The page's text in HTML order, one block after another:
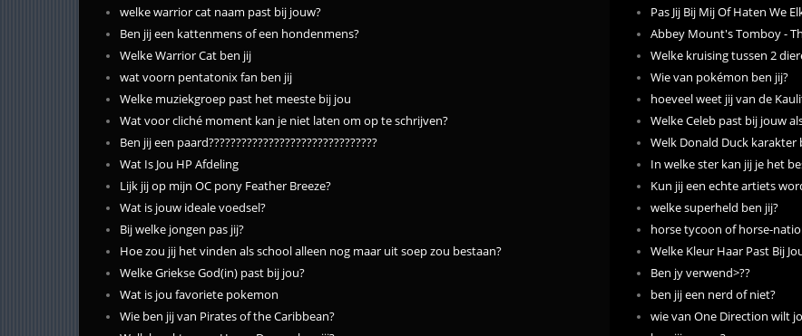
welke warrior cat naam past bij jouw?
Ben jij een kattenmens of een hondenmens?
Welke Warrior Cat ben jij
wat voorn pentatonix fan ben jij
Welke muziekgroep past het meeste bij jou
Wat voor cliché moment kan je niet laten om op te schrijven?
Ben jij een paard???????????????????????????????
Wat Is Jou HP Afdeling
Lijk jij op mijn OC pony Feather Breeze?
Wat is jouw ideale voedsel?
Bij welke jongen pas jij?
Hoe zou jij het vinden als school alleen nog maar uit soep zou bestaan?
Welke Griekse God(in) past bij jou?
Wat is jou favoriete pokemon
Wie ben jij van Pirates of the Caribbean?
Pas Jij Bij Mij Of Haten We
Abbey Mount's Tomboy -
Welke kruising tussen 2
Wie van pokémon ben jij?
hoeveel weet jij van de
Welke Celeb past bij jouw
Welk Donald Duck karakter
In welke ster kan jij je het
Kun jij een echte artiets
welke superheld ben jij?
horse tycoon of horse-
Welke Kleur Haar Past Bij
Ben jy verwend>??
ben jij een nerd of niet?
wie van One Direction wilt